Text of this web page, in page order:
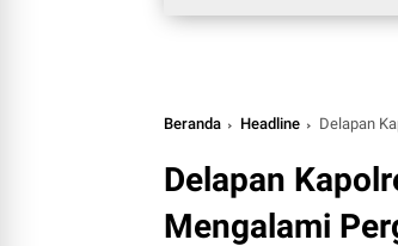
Beranda Headline Delapan
Delapan
Mengalami